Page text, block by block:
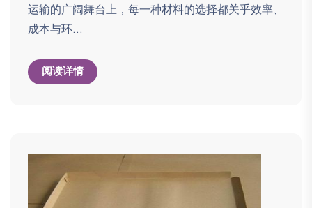
运输的广阔舞台上，每一种材料的选择都关乎效率、
成本与环...
阅读详情